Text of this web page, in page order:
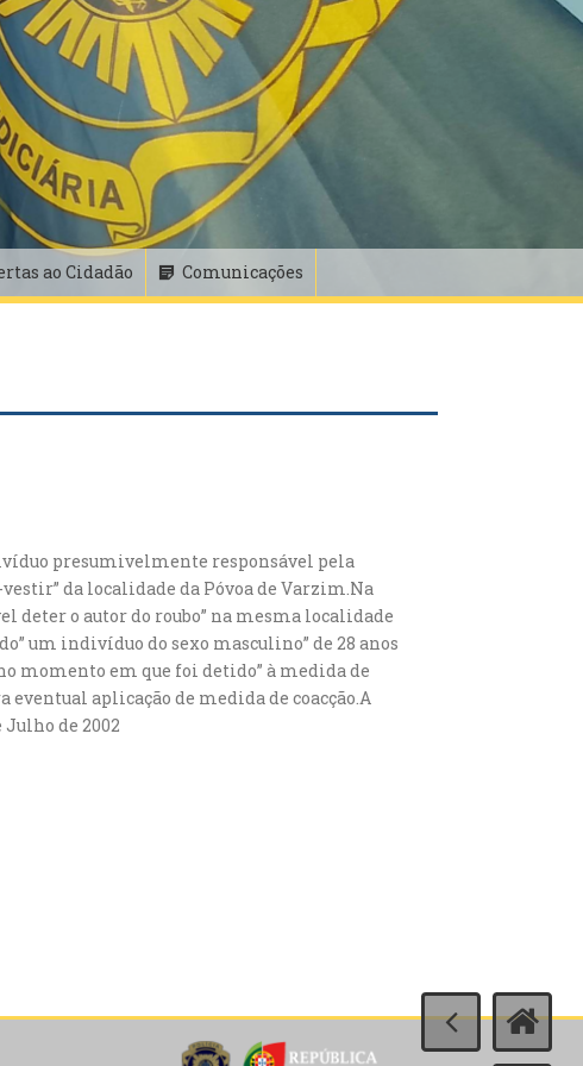
ao Cidadão Comunicações
presumivelmente responsável pela
da localidade da Póvoa de Varzim.Na
deter o autor do roubo” na mesma localidade
um indivíduo do sexo masculino” de 28 anos
momento em que foi detido” à medida de
aplicação de medida de coacção.A
de 2002